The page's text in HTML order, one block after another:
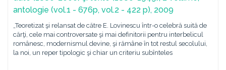
antologie (vol.1 - 676p, vol.2 - 422 p), 2009
„Teoretizat şi relansat de către E. Lovinescu într-o celebră suită de
cărţi, cele mai controversate şi mai definitorii pentru interbelicul
românesc, modernismul devine, şi rămâne în tot restul secolului,
la noi, un reper tipologic şi chiar un criteriu subînteles